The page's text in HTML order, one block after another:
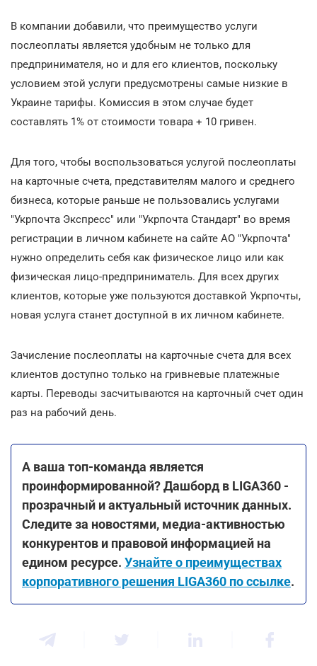
В компании добавили, что преимущество услуги
послеоплаты является удобным не только для
предпринимателя, но и для его клиентов, поскольку
условием этой услуги предусмотрены самые низкие в
Украине тарифы. Комиссия в этом случае будет
составлять 1% от стоимости товара + 10 гривен.
Для того, чтобы воспользоваться услугой послеоплаты
на карточные счета, представителям малого и среднего
бизнеса, которые раньше не пользовались услугами
"Укрпочта Экспресс" или "Укрпочта Стандарт" во время
регистрации в личном кабинете на сайте АО "Укрпочта"
нужно определить себя как физическое лицо или как
физическая лицо-предприниматель. Для всех других
клиентов, которые уже пользуются доставкой Укрпочты,
новая услуга станет доступной в их личном кабинете.
Зачисление послеоплаты на карточные счета для всех
клиентов доступно только на гривневые платежные
карты. Переводы засчитываются на карточный счет один
раз на рабочий день.
А ваша топ-команда является
проинформированной? Дашборд в LIGA360 -
прозрачный и актуальный источник данных.
Следите за новостями, медиа-активностью
конкурентов и правовой информацией на
едином ресурсе. Узнайте о преимуществах
корпоративного решения LIGA360 по ссылке.